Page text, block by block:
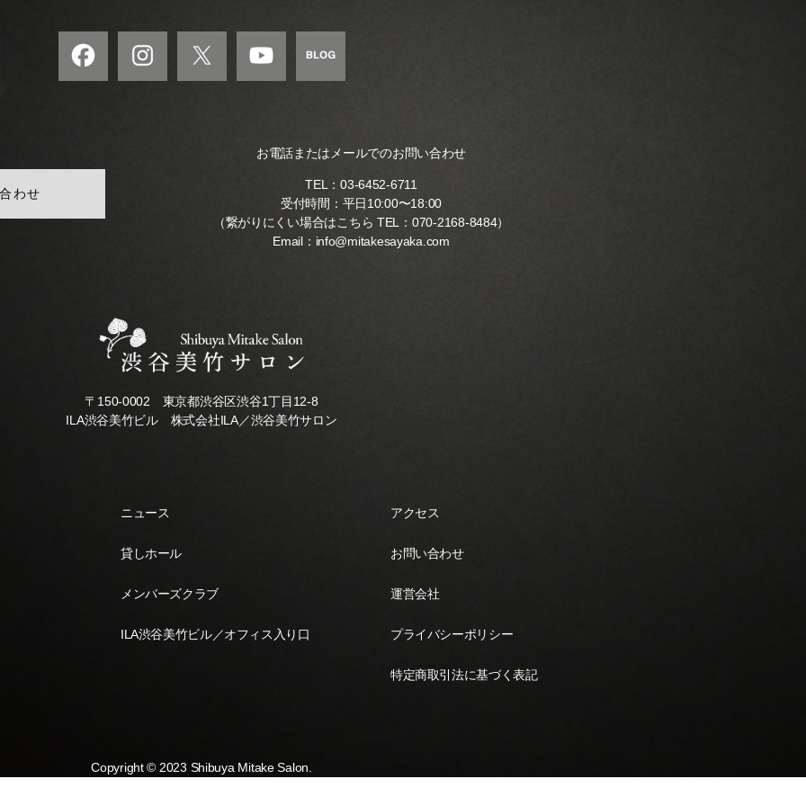
わせ
お電話またはメールでのお問い合わせ
TEL：03-6452-6711
受付時間：平日10:00〜18:00
（繋がりにくい場合はこちら TEL： 070-2168-8484）
Email： info@mitakesayaka.com
〒150-0002 東京都渋谷区渋谷1丁目12-8
ILA渋谷美竹ビル 株式会社ILA／渋谷美竹サロン
ニュース
メンバーズクラブ
貸しホール
ILA渋谷美竹ビル／オフィス入り口
アクセス
お問い合わせ
運営会社
プライバシーポリシー
特定商取引法に基づく表記
Copyright © 2023 Shibuya Mitake Salon.